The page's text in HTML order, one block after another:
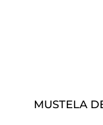
MUSTELA